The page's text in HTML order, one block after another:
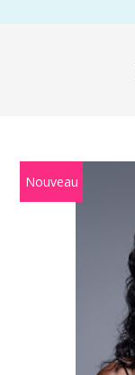
Nouveau